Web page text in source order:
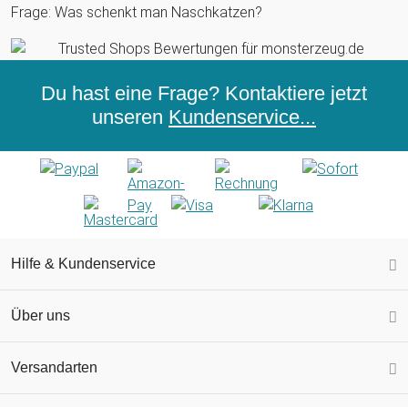
Frage: Was schenkt man Naschkatzen?
Du hast eine Frage? Kontaktiere jetzt
unseren Kundenservice...
Hilfe & Kundenservice
Über uns
Versandarten